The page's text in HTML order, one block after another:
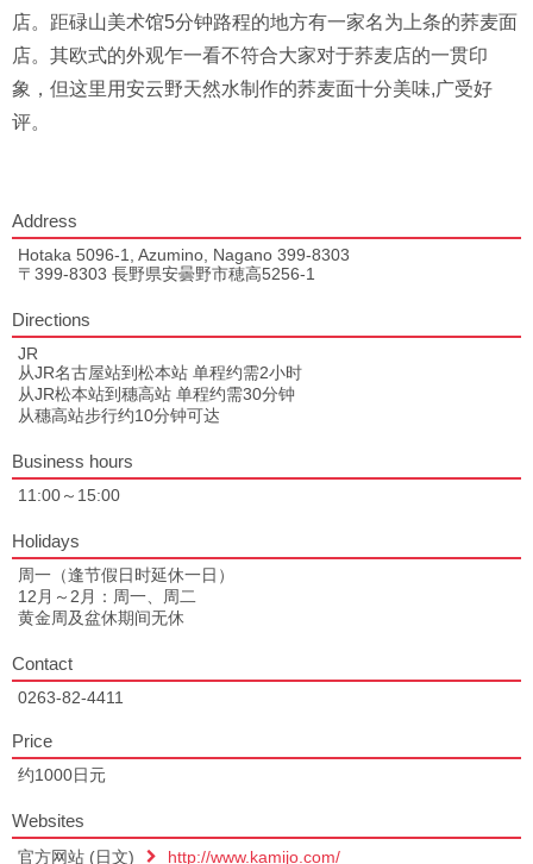
店。距碌山美术馆5分钟路程的地方有一家名为上条的荞麦面
店。其欧式的外观乍一看不符合大家对于荞麦店的一贯印
象，但这里用安云野天然水制作的荞麦面十分美味,广受好
评。
Address
Hotaka 5096-1, Azumino, Nagano 399-8303
〒399-8303 長野県安曇野市穂高5256-1
Directions
JR
从JR名古屋站到松本站 单程约需2小时
从JR松本站到穗高站 单程约需30分钟
从穗高站步行约10分钟可达
Business hours
11:00～15:00
Holidays
周一（逢节假日时延休一日）
12月～2月：周一、周二
黄金周及盆休期间无休
Contact
0263-82-4411
Price
约1000日元
Websites
官方网站 (日文) http://www.kamijo.com/